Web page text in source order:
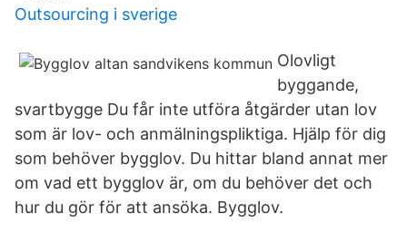
Outsourcing i sverige
Olovligt
byggande,
svartbygge Du får inte utföra åtgärder utan lov
som är lov- och anmälningspliktiga. Hjälp för dig
som behöver bygglov. Du hittar bland annat mer
om vad ett bygglov är, om du behöver det och
hur du gör för att ansöka. Bygglov.